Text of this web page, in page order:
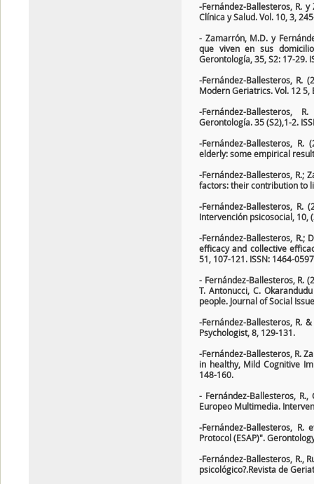
-Fernández-Ballesteros, R.
Clínica y Salud. Vol. 10, 3,
- Zamarrón, M.D. y
que viven en sus
Gerontología, 35, S2: 17-29.
-Fernández-Ballesteros, R.
Modern Geriatrics. Vol. 12 5,
-Fernández-Ballesteros,
Gerontología. 35 (S2),1-2.
-Fernández-Ballesteros,
elderly: some empirical
-Fernández-Ballesteros, R.;
factors: their contribution to
-Fernández-Ballesteros, R.
Intervención psicosocial, 10,
-Fernández-Ballesteros, R.;
efficacy and collective
51, 107-121. ISSN: 1464-
- Fernández-Ballesteros, R.
T. Antonucci, C.
people. Journal of Social
-Fernández-Ballesteros, R.
Psychologist, 8, 129-131.
-Fernández-Ballesteros, R.
in healthy, Mild Cognitive
148-160.
- Fernández-Ballesteros,
Europeo Multimedia.
-Fernández-Ballesteros, R.
Protocol (ESAP)".
-Fernández-Ballesteros, R.,
psicológico?.Revista de